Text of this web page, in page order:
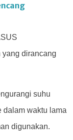
dirancang
suhu
dalam waktu lama
digunakan.